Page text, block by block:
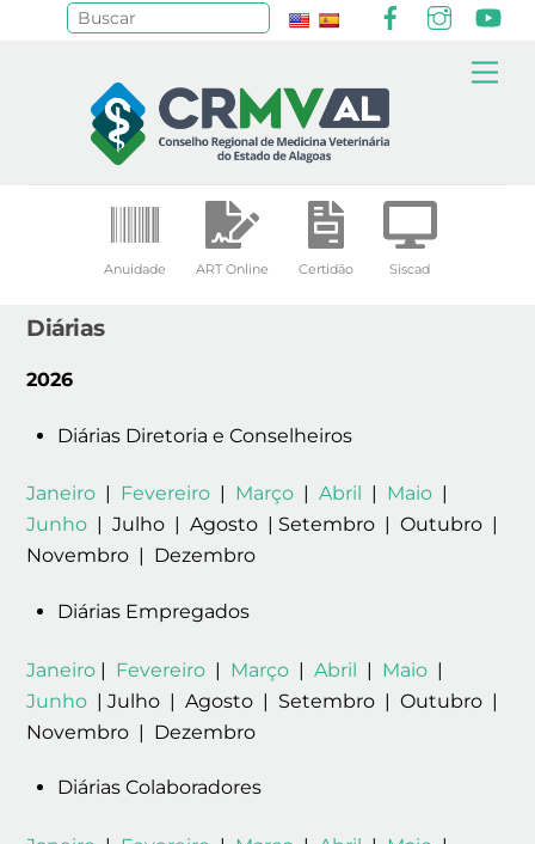
Anuidade ART Online Certidão Siscad
Diárias
2026
Diárias Diretoria e Conselheiros
Janeiro | Fevereiro | Março |Abril | Maio |
Junho | Julho | Agosto | Setembro | Outubro |
Novembro | Dezembro
Diárias Empregados
Janeiro | Fevereiro | Março |Abril | Maio |
Junho | Julho | Agosto | Setembro | Outubro |
Novembro | Dezembro
Diárias Colaboradores